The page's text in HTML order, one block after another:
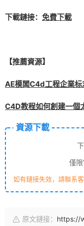
下載鏈接： 免費下載
【推薦資源】
AE模闆C4d工程企業
C4D教程如何創建一個
資源下載
僅
如有鏈接失效，請聯系
原文鏈接： https://